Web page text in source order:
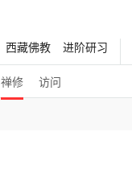
禅修 访问
西藏佛教 进阶研习